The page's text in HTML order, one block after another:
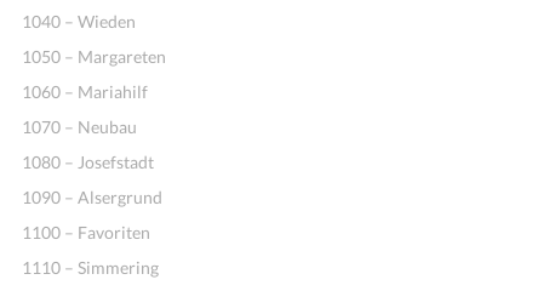
1040 – Wieden
1050 – Margareten
1060 – Mariahilf
1070 – Neubau
1080 – Josefstadt
1090 – Alsergrund
1100 – Favoriten
1110 – Simmering